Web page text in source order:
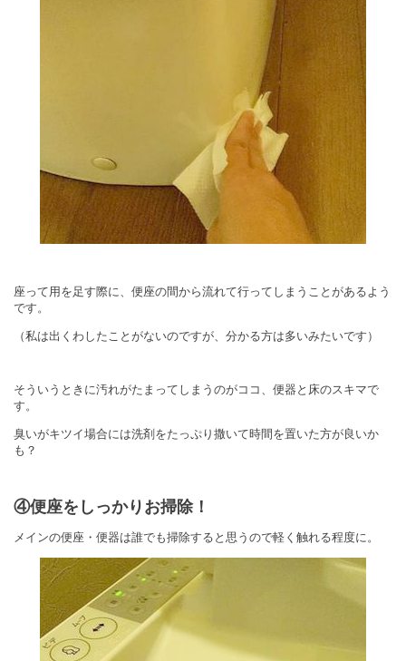
座って用を足す際に、便座の間から流れて行ってしまうことがあるよう
です。
（私は出くわしたことがないのですが、分かる方は多いみたいです）
そういうときに汚れがたまってしまうのがココ、便器と床のスキマで
す。
臭いがキツイ場合には洗剤をたっぷり撒いて時間を置いた方が良いか
も？
④便座をしっかりお掃除！
メインの便座・便器は誰でも掃除すると思うので軽く触れる程度に。